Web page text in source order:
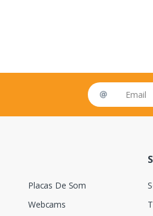
Email address
Placas De Som
Webcams